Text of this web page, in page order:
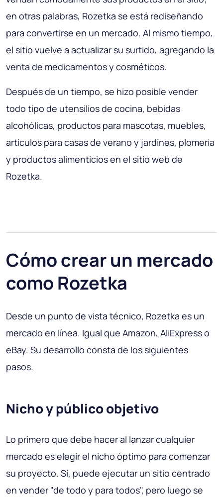
en otras palabras, Rozetka se está rediseñando
para convertirse en un mercado. Al mismo tiempo,
el sitio vuelve a actualizar su surtido, agregando la
venta de medicamentos y cosméticos.
Después de un tiempo, se hizo posible vender
todo tipo de utensilios de cocina, bebidas
alcohólicas, productos para mascotas, muebles,
artículos para casas de verano y jardines, plomería
y productos alimenticios en el sitio web de
Rozetka.
Cómo crear un mercado
como Rozetka
Desde un punto de vista técnico, Rozetka es un
mercado en línea. Igual que Amazon, AliExpress o
eBay. Su desarrollo consta de los siguientes
pasos.
Nicho y público objetivo
Lo primero que debe hacer al lanzar cualquier
mercado es elegir el nicho óptimo para comenzar
su proyecto. Sí, puede ejecutar un sitio centrado
en vender "de todo y para todos", pero luego se